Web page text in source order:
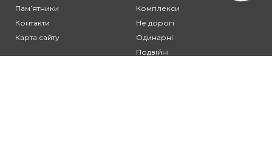
Памʼятники
Контакти
Карта сайту
Комплекси
Не дорогі
Одинарні
Подвійні